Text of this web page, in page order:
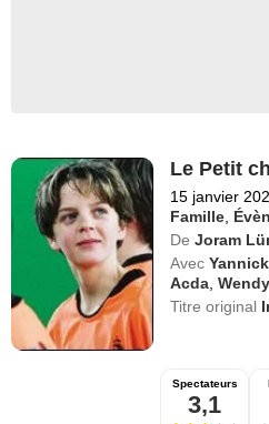
Le Petit
15 janvier
Famille
De Joram
Avec
Acda ,
Titre original
Spectateurs
3,1